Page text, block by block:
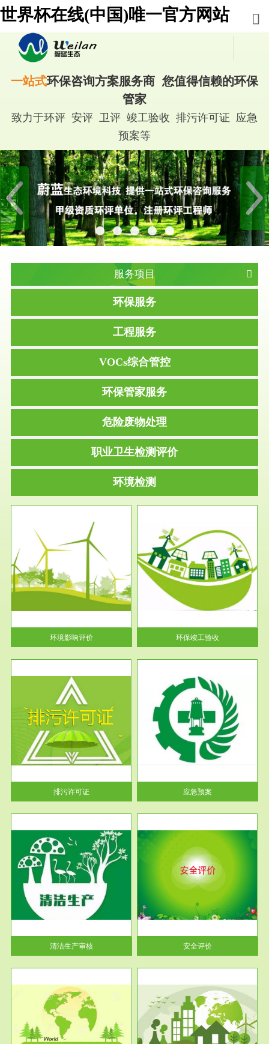
世界杯在线(中国)唯一官方网站
一站式环保咨询方案服务商 您值得信赖的环保
管家
致力于环评 安评 卫评 竣工验收 排污许可证 应急
预案等
服务项目
环保服务
工程服务
VOCs综合管控
环保管家服务
危险废物处理
职业卫生检测评价
环境检测
环境影响评价
服务范围
环保竣工验收
根据《建设项目环境保护管理条
例》第十七条 编制环境影响报
告书、...
环保竣工验收
排污许可证
服务范围
应急预案
根据《中华人民共和国环境保护
法》第十九条 企业事业单位应
当按照...
应急预案
清洁生产审核
服务范围
安全评价
安全评价安全评价目的是查找、
分析和预测工程、系统、生产经
营活...
安全评价
服务范围
VOCs在线监测